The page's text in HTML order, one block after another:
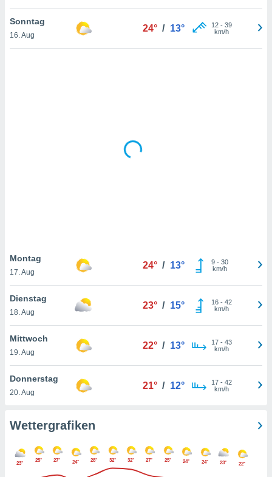
können
von
und
klicken.
und
Sonntag
16. Aug
24° / 13° 12- 39
km/h
Montag
17. Aug
24° / 13° 9- 30
km/h
Dienstag
18. Aug
23° / 15° 16- 42
km/h
Mittwoch
19. Aug
22° / 13° 17- 43
km/h
Donnerstag
20. Aug
21° / 12° 17- 42
km/h
Wettergrafiken
23°
25° 27° 24° 28° 32° 32° 27° 25° 24° 24° 23° 22°